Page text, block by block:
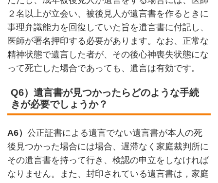
２名以上が立会い、被後見人が遺言書を作るときに
事理弁識能力を回復していた旨を遺言書に付記し、
医師が署名押印する必要があります。なお、正常な
精神状態で遺言した者が、その後心神喪失状態にな
って死亡した場合であっても、遺言は有効です。
Q6）遺言書が見つかったらどのような手続
きが必要でしょうか？
A6） 公正証書による遺言でない遺言書が本人の死
後見つかった場合には場合、遅滞なく家庭裁判所に
その遺言書を持って行き、検認の申立をしなければ
なりません。また、封印されている遺言書は，家庭